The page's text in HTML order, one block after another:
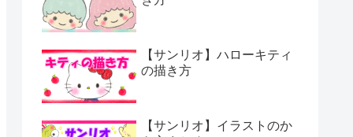
【サンリオ】ハローキティ
の描き方
【サンリオ】イラストのか